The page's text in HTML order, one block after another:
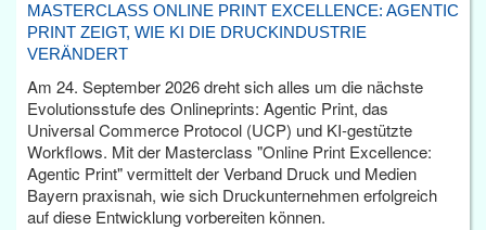
MASTERCLASS ONLINE PRINT EXCELLENCE: AGENTIC
PRINT ZEIGT, WIE KI DIE DRUCKINDUSTRIE
VERÄNDERT
Am 24. September 2026 dreht sich alles um die nächste
Evolutionsstufe des Onlineprints: Agentic Print, das
Universal Commerce Protocol (UCP) und KI-gestützte
Workflows. Mit der Masterclass "Online Print Excellence:
Agentic Print" vermittelt der Verband Druck und Medien
Bayern praxisnah, wie sich Druckunternehmen erfolgreich
auf diese Entwicklung vorbereiten können.